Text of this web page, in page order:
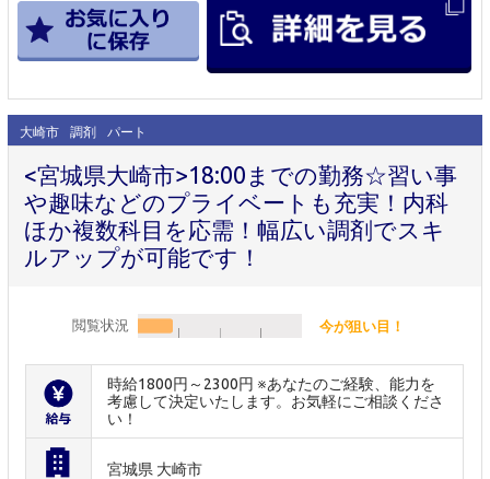
大崎市 調剤 パート
<宮城県大崎市>18:00までの勤務☆習い事
や趣味などのプライベートも充実！内科
ほか複数科目を応需！幅広い調剤でスキ
ルアップが可能です！
閲覧状況 今が狙い目！
時給1800円～2300円 ※あなたのご経験、能力を
考慮して決定いたします。お気軽にご相談くださ
い！
宮城県 大崎市